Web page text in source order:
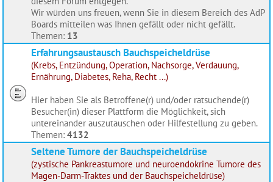
Wir würden uns freuen, wenn Sie in diesem Bereich des AdP
Boards mitteilen was Ihnen gefällt oder nicht gefällt.
Themen: 13
Erfahrungsaustausch Bauchspeicheldrüse
(Krebs, Entzündung, Operation, Nachsorge, Verdauung,
Ernährung, Diabetes, Reha, Recht ...)
Hier haben Sie als Betroffene(r) und/oder ratsuchende(r)
Besucher(in) dieser Plattform die Möglichkeit, sich
untereinander auszutauschen oder Hilfestellung zu geben.
Themen: 4132
Seltene Tumore der Bauchspeicheldrüse
(zystische Pankreastumore und neuroendokrine Tumore des
Magen-Darm-Traktes und der Bauchspeicheldrüse)